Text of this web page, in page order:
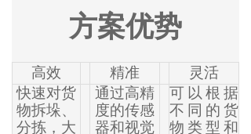
方案优势
高效 精准
灵活
快速对货
物拆垛、
分拣，大
通过高精
度的传感
器和视觉
可以根据
不同的货
物类型和